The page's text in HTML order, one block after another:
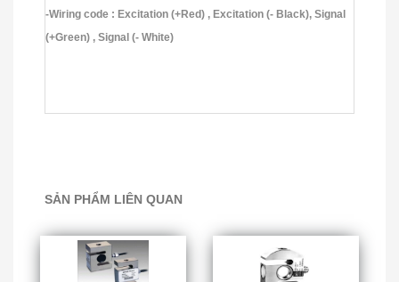
-Wiring code : Excitation (+Red) , Excitation (- Black), Signal
(+Green) , Signal (- White)
SẢN PHẨM LIÊN QUAN